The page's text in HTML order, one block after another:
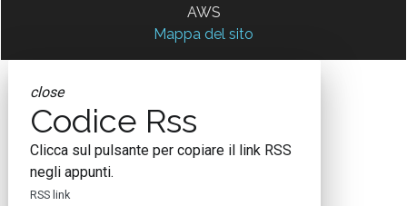
AWS
Mappa del sito
close
Codice Rss
Clicca sul pulsante per copiare il link RSS
negli appunti.
RSS link